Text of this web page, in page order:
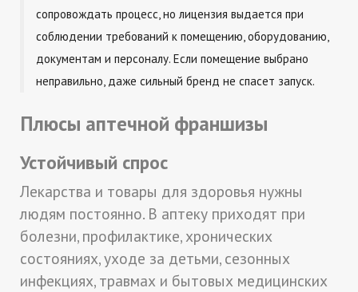
сопровождать процесс, но лицензия выдается при
соблюдении требований к помещению, оборудованию,
документам и персоналу. Если помещение выбрано
неправильно, даже сильный бренд не спасет запуск.
Плюсы аптечной франшизы
Устойчивый спрос
Лекарства и товары для здоровья нужны
людям постоянно. В аптеку приходят при
болезни, профилактике, хронических
состояниях, уходе за детьми, сезонных
инфекциях, травмах и бытовых медицинских